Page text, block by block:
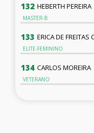
132 HEBERTH PEREIRA
MASTER-B
133 ERICA DE FREITAS
ELITE-FEMININO
134 CARLOS MOREIRA
VETERANO